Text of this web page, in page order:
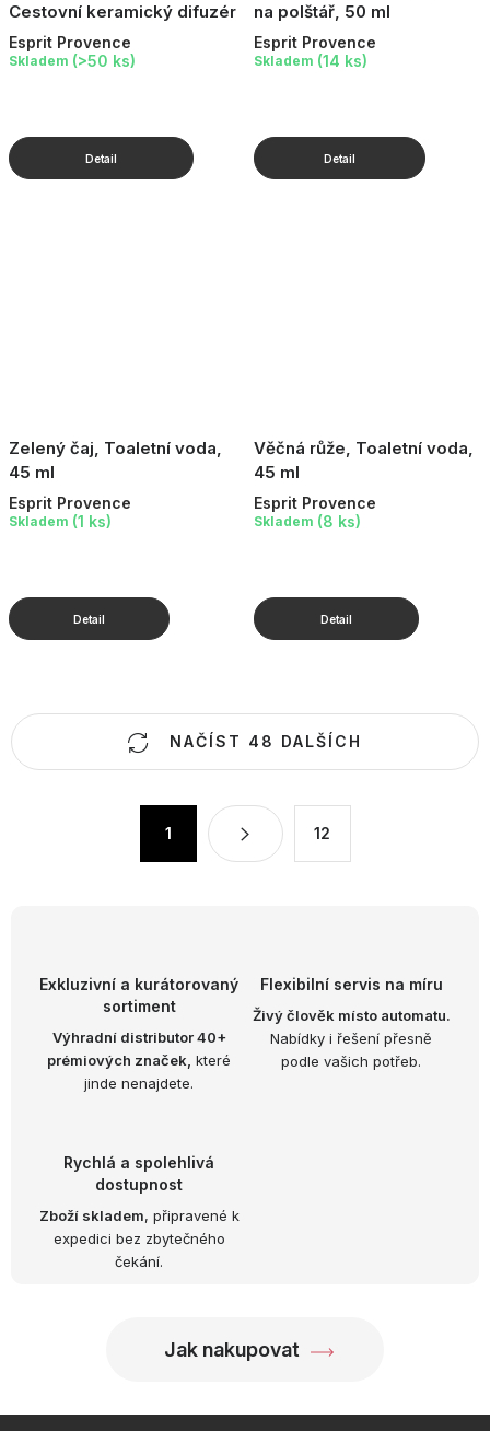
Cestovní keramický difuzér
Esprit Provence
Skladem (>50 ks)
na polštář, 50 ml
Esprit Provence
Skladem (14 ks)
Zelený čaj, Toaletní voda,
45 ml
Esprit Provence
Skladem (1 ks)
Věčná růže, Toaletní voda,
45 ml
Esprit Provence
Skladem (8 ks)
O
v
NAČÍST 48 DALŠÍCH
1 12
Exkluzivní a kurátorovaný
sortiment
Výhradní distributor 40+
prémiových značek, které
jinde nenajdete.
Flexibilní servis na míru
Živý člověk místo automatu.
Nabídky i řešení přesně
podle vašich potřeb.
Rychlá a spolehlivá
dostupnost
Zboží skladem, připravené k
expedici bez zbytečného
čekání.
Jak nakupovat